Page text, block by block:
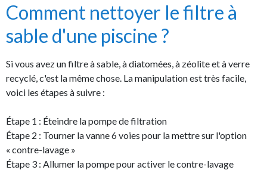
Comment nettoyer le filtre à
sable d'une piscine ?
Si vous avez un filtre à sable, à diatomées, à zéolite et à verre
recyclé, c'est la même chose. La manipulation est très facile,
voici les étapes à suivre :
Étape 1 : Éteindre la pompe de filtration
Étape 2 : Tourner la vanne 6 voies pour la mettre sur l'option
« contre-lavage »
Étape 3 : Allumer la pompe pour activer le contre-lavage